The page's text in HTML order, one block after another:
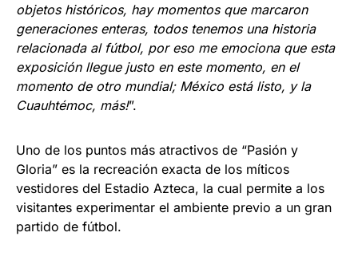
objetos históricos, hay momentos que marcaron
generaciones enteras, todos tenemos una historia
relacionada al fútbol, por eso me emociona que esta
exposición llegue justo en este momento, en el
momento de otro mundial; México está listo, y la
Cuauhtémoc, más!”.
Uno de los puntos más atractivos de “Pasión y
Gloria” es la recreación exacta de los míticos
vestidores del Estadio Azteca, la cual permite a los
visitantes experimentar el ambiente previo a un gran
partido de fútbol.